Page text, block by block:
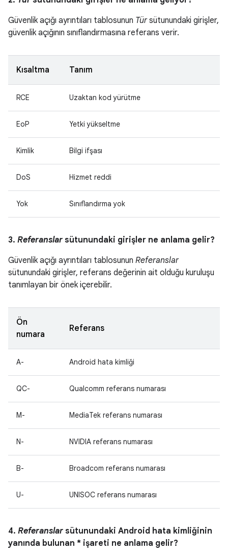
Güvenlik açığı ayrıntıları tablosunun Türsütunundaki girişler,
güvenlik açığının sınıflandırmasına referans verir.
Kısaltma Tanım
RCE Uzaktan kod yürütme
EoP Yetki yükseltme
Kimlik Bilgi ifşası
DoS Hizmet reddi
Yok Sınıflandırma yok
3. Referanslar sütunundaki girişler ne anlama gelir?
Güvenlik açığı ayrıntıları tablosunun Referanslar
sütunundaki girişler, referans değerinin ait olduğu kuruluşu
tanımlayan bir önek içerebilir.
Ön
numara
Referans
A- Android hata kimliği
QC- Qualcomm referans numarası
M- MediaTek referans numarası
N- NVIDIA referans numarası
B- Broadcom referans numarası
U- UNISOC referans numarası
4. Referanslar sütunundaki Android hata kimliğinin
yanında bulunan * işareti ne anlama gelir?